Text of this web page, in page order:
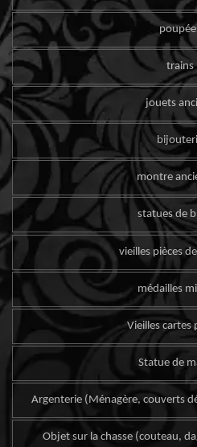
trains
jouets
montre
statues de
vieilles pièces
médailles
Vieilles cartes
Statue de
Argenterie (Ménagère, couverts
Objet sur la chasse (couteau,